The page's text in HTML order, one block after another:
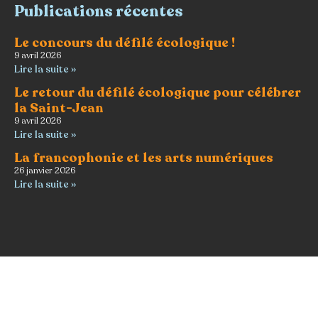
Publications récentes
Le concours du défilé écologique !
9 avril 2026
Lire la suite »
Le retour du défilé écologique pour célébrer
la Saint-Jean
9 avril 2026
Lire la suite »
La francophonie et les arts numériques
26 janvier 2026
Lire la suite »